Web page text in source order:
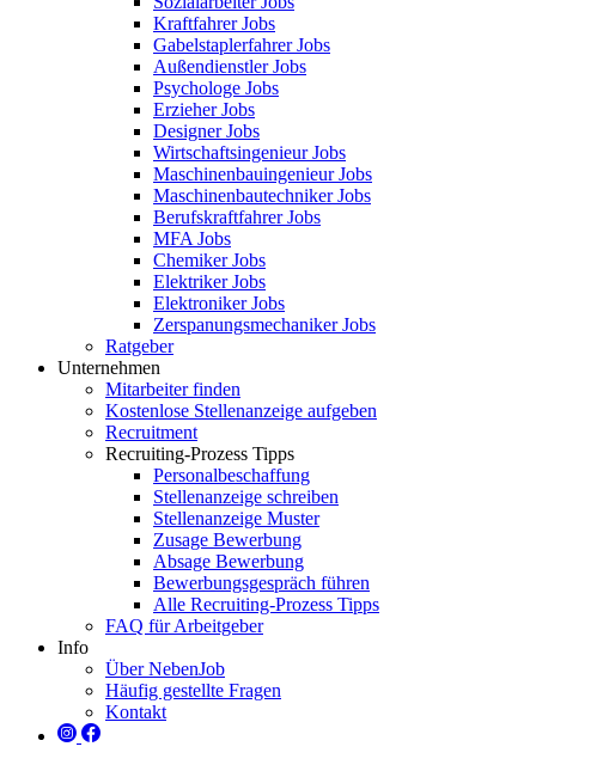
Kraftfahrer Jobs
Gabelstaplerfahrer Jobs
Außendienstler Jobs
Psychologe Jobs
Erzieher Jobs
Designer Jobs
Wirtschaftsingenieur Jobs
Maschinenbauingenieur Jobs
Maschinenbautechniker Jobs
Berufskraftfahrer Jobs
MFA Jobs
Chemiker Jobs
Elektriker Jobs
Elektroniker Jobs
Zerspanungsmechaniker Jobs
Ratgeber
Unternehmen
Mitarbeiter finden
Kostenlose Stellenanzeige aufgeben
Recruitment
Recruiting-Prozess Tipps
Personalbeschaffung
Stellenanzeige schreiben
Stellenanzeige Muster
Zusage Bewerbung
Absage Bewerbung
Bewerbungsgespräch führen
Alle Recruiting-Prozess Tipps
FAQ für Arbeitgeber
Info
Über NebenJob
Häufig gestellte Fragen
Kontakt